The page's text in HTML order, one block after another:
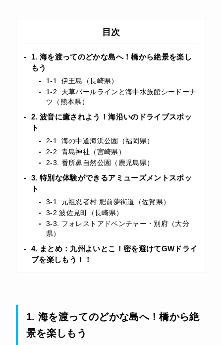
目次
1. 海を渡ってのどかな島へ！橋から絶景を楽し
もう
1-1. 伊王島（長崎県）
1-2. 天草パールラインと海中水族館シードーナ
ツ（熊本県）
2. 波音に癒されよう！海沿いのドライブスポッ
ト
2-1. 海の中道海浜公園（福岡県）
2-2. 青島神社（宮崎県）
2-3. 番所鼻自然公園（鹿児島県）
3. 特別な体験ができるアミューズメントスポッ
ト
3-1. 元祖忍者村 肥前夢街道（佐賀県）
3-2.波佐見町（長崎県）
3-3. フォレストアドベンチャー・別府（大分
県）
4. まとめ：九州よいとこ！密を避けてGWドライ
ブを楽しもう！！
1. 海を渡ってのどかな島へ！橋から絶
景を楽しもう